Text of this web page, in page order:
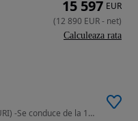
20 CP • ALLVIEW 4CITY ( 4 USI si 4 LOCURI) -Se conduce de la 16 ani !
15 597 EUR
(12 890 EUR- net)
Calculeaza rata